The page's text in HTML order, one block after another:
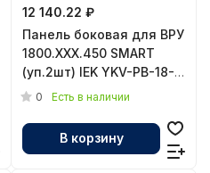
12 140.22 ₽
Панель боковая для ВРУ
1800.ХХХ.450 SMART
(уп.2шт) IEK YKV-PB-18-
450 Есть в наличии
В корзину